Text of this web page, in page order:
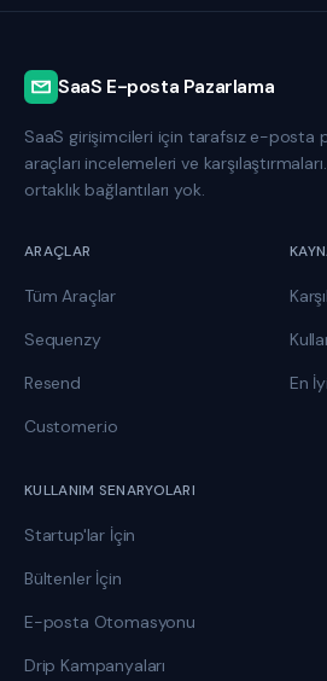
SaaS E-posta Pazarlama
SaaS girişimcileri için tarafsız e-posta
araçları incelemeleri ve
ortaklık bağlantıları yok.
ARAÇLAR
Tüm Araçlar
Sequenzy
Resend
Customer.io
En
KULLANIM SENARYOLARI
Startup'lar İçin
Bültenler İçin
E-posta Otomasyonu
Drip Kampanyaları